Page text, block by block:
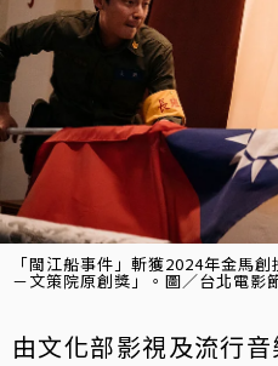
「閩江船事件」斬獲2024年金馬
－文策院原創獎」。圖／台北電影
由文化部影視及流行